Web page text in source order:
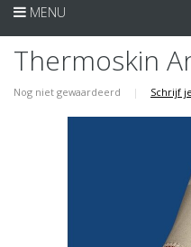
MENU
Thermoskin
Nog niet gewaardeerd | Schrijf